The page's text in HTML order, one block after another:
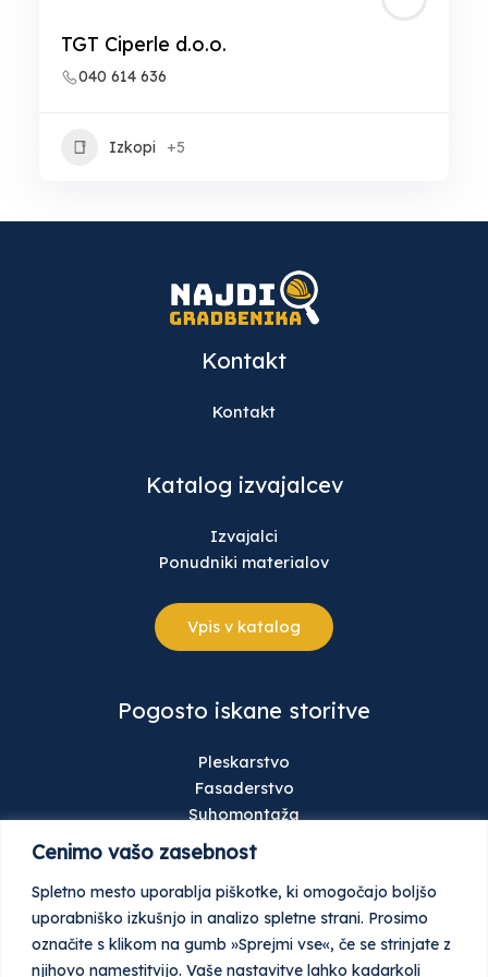
Cenimo vašo zasebnost
Spletno mesto uporablja piškotke, ki omogočajo boljšo
uporabniško izkušnjo in analizo spletne strani. Prosimo
označite s klikom na gumb »Sprejmi vse«, če se strinjate z
njihovo namestitvijo. Vaše nastavitve lahko kadarkoli
TGT Ciperle d.o.o.
040 614 636
Izkopi +5
Kontakt
Kontakt
Katalog izvajalcev
Izvajalci
Ponudniki materialov
Vpis v katalog
Pogosto iskane storitve
Pleskarstvo
Fasaderstvo
Suhomontaža
Talne obloge
Gradbeništvo
Keramičarstvo
Stavbno pohištvo
Ometi
Tlaki